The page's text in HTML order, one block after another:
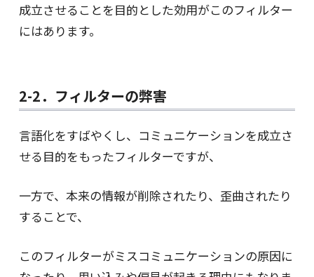
成立させることを目的とした効用がこのフィルター
にはあります。
2-2．フィルターの弊害
言語化をすばやくし、コミュニケーションを成立さ
せる目的をもったフィルターですが、
一方で、本来の情報が削除されたり、歪曲されたり
することで、
このフィルターがミスコミュニケーションの原因に